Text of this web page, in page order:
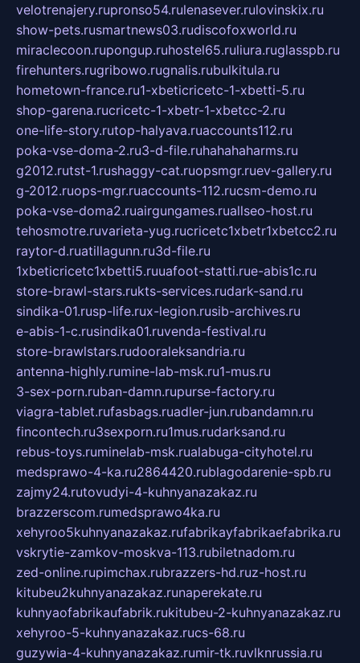
velotrenajery.rupronso54.rulenasever.rulovinskix.ru
show-pets.rusmartnews03.rudiscofoxworld.ru
miraclecoon.rupongup.ruhostel65.ruliura.ruglasspb.ru
firehunters.rugribowo.rugnalis.rubulkitula.ru
hometown-france.ru1-xbeticricetc-1-xbetti-5.ru
shop-garena.rucricetc-1-xbetr-1-xbetcc-2.ru
one-life-story.rutop-halyava.ruaccounts112.ru
poka-vse-doma-2.ru3-d-file.ruhahahaharms.ru
g2012.rutst-1.rushaggy-cat.ruopsmgr.ruev-gallery.ru
g-2012.ruops-mgr.ruaccounts-112.rucsm-demo.ru
poka-vse-doma2.ruairgungames.ruallseo-host.ru
tehosmotre.ruvarieta-yug.rucricetc1xbetr1xbetcc2.ru
raytor-d.ruatillagunn.ru3d-file.ru
1xbeticricetc1xbetti5.ruuafoot-statti.rue-abis1c.ru
store-brawl-stars.rukts-services.rudark-sand.ru
sindika-01.rusp-life.rux-legion.rusib-archives.ru
e-abis-1-c.rusindika01.ruvenda-festival.ru
store-brawlstars.rudooraleksandria.ru
antenna-highly.rumine-lab-msk.ru1-mus.ru
3-sex-porn.ruban-damn.rupurse-factory.ru
viagra-tablet.rufasbags.ruadler-jun.rubandamn.ru
fincontech.ru3sexporn.ru1mus.rudarksand.ru
rebus-toys.ruminelab-msk.rualabuga-cityhotel.ru
medsprawo-4-ka.ru2864420.rublagodarenie-spb.ru
zajmy24.rutovudyi-4-kuhnyanazakaz.ru
brazzerscom.rumedsprawo4ka.ru
xehyroo5kuhnyanazakaz.rufabrikayfabrikaefabrika.ru
vskrytie-zamkov-moskva-113.rubiletnadom.ru
zed-online.rupimchax.rubrazzers-hd.ruz-host.ru
kitubeu2kuhnyanazakaz.runaperekate.ru
kuhnyaofabrikaufabrik.rukitubeu-2-kuhnyanazakaz.ru
xehyroo-5-kuhnyanazakaz.rucs-68.ru
guzywia-4-kuhnyanazakaz.rumir-tk.ruvlknrussia.ru